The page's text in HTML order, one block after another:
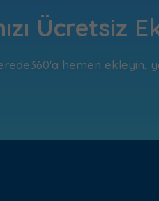
Ücretsiz
hemen ekleyin,